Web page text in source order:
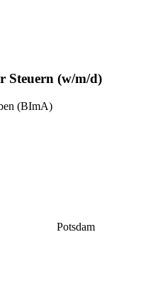
Steuern (w/m/d)
(BImA)
Potsdam